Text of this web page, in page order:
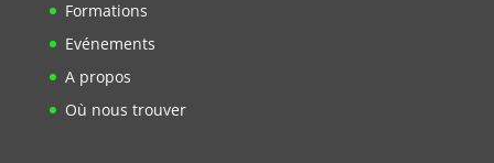
Formations
Evénements
A propos
Où nous trouver